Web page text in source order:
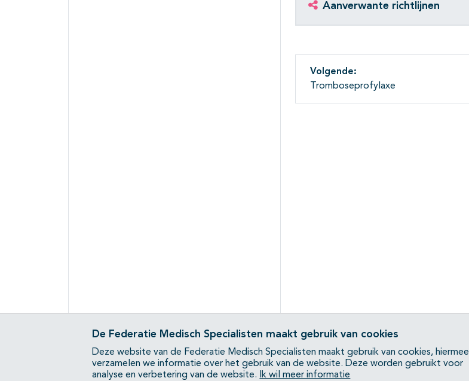
Aanverwante richtlijnen
Volgende:
Tromboseprofylaxe
De Federatie Medisch Specialisten maakt gebruik van cookies
Deze website van de Federatie Medisch Specialisten maakt gebruik van cookies, hiermee
verzamelen we informatie over het gebruik van de website. Deze worden gebruikt voor
analyse en verbetering van de website.
Ik wil meer informatie